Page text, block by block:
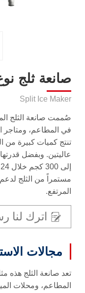
صانعة ثلج
Split Ice Maker
صُممت صانعة الثلج
في المطاعم، ومتاجر
تنتج كميات كبيرة من
مستمراً من الثلج
المرتفع.
اترك لنا
مجالات
تعد صانعة الثلج هذه
المطاعم، ومحلات